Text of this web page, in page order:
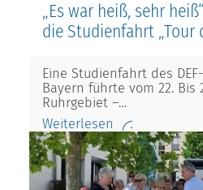
„Es war heiß, sehr
die Studienfahrt „Tour
Eine Studienfahrt des
Bayern führte vom 22. Bis
Ruhrgebiet –…
Weiterlesen